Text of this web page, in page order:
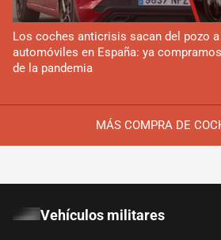
MÁS COMPRA DE
Los coches anticrisis sacan del pozo
automóviles en España: ya
de la pandemia
Vehículos militares